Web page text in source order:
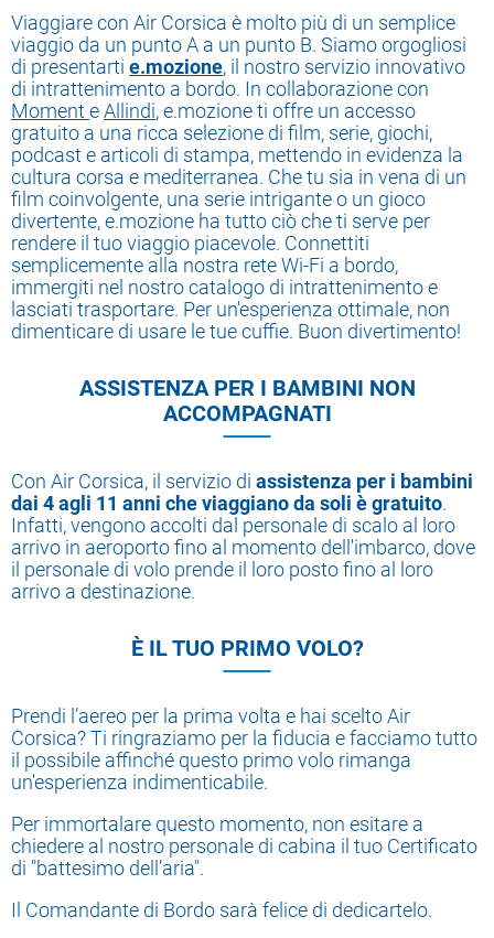
Viaggiare con Air Corsica è molto più di un semplice
viaggio da un punto A a un punto B. Siamo orgogliosi
di presentarti e.mozione, il nostro servizio innovativo
di intrattenimento a bordo. In collaborazione con
MomenteAllindi, e.mozione ti offre un accesso
gratuito a una ricca selezione di film, serie, giochi,
podcast e articoli di stampa, mettendo in evidenza la
cultura corsa e mediterranea. Che tu sia in vena di un
film coinvolgente, una serie intrigante o un gioco
divertente, e.mozione ha tutto ciò che ti serve per
rendere il tuo viaggio piacevole. Connettiti
semplicemente alla nostra rete Wi-Fi a bordo,
immergiti nel nostro catalogo di intrattenimento e
lasciati trasportare. Per un'esperienza ottimale, non
dimenticare di usare le tue cuffie. Buon divertimento!
ASSISTENZA PER I BAMBINI NON
ACCOMPAGNATI
Con Air Corsica, il servizio di assistenza per i bambini
dai 4 agli 11 anni che viaggiano da soli è gratuito.
Infatti, vengono accolti dal personale di scalo al loro
arrivo in aeroporto fino al momento dell'imbarco, dove
il personale di volo prende il loro posto fino al loro
arrivo a destinazione.
È IL TUO PRIMO VOLO?
Prendi l’aereo per la prima volta e hai scelto Air
Corsica? Ti ringraziamo per la fiducia e facciamo tutto
il possibile affinché questo primo volo rimanga
un'esperienza indimenticabile.
Per immortalare questo momento, non esitare a
chiedere al nostro personale di cabina il tuo Certificato
di "battesimo dell’aria".
Il Comandante di Bordo sarà felice di dedicartelo.